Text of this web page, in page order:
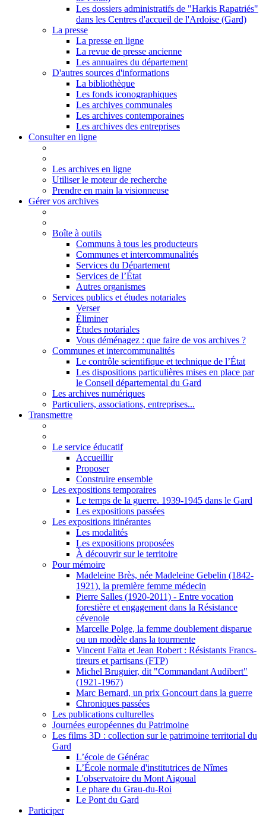
Les dossiers administratifs de "Harkis Rapatriés"
dans les Centres d'accueil de l'Ardoise (Gard)
La presse
La presse en ligne
La revue de presse ancienne
Les annuaires du département
D'autres sources d'informations
La bibliothèque
Les fonds iconographiques
Les archives communales
Les archives contemporaines
Les archives des entreprises
Consulter en ligne
Les archives en ligne
Utiliser le moteur de recherche
Prendre en main la visionneuse
Gérer vos archives
Boîte à outils
Communs à tous les producteurs
Communes et intercommunalités
Services du Département
Services de l’État
Autres organismes
Services publics et études notariales
Verser
Éliminer
Études notariales
Vous déménagez : que faire de vos archives ?
Communes et intercommunalités
Le contrôle scientifique et technique de l’État
Les dispositions particulières mises en place par
le Conseil départemental du Gard
Les archives numériques
Particuliers, associations, entreprises...
Transmettre
Le service éducatif
Accueillir
Proposer
Construire ensemble
Les expositions temporaires
Le temps de la guerre. 1939-1945 dans le Gard
Les expositions passées
Les expositions itinérantes
Les modalités
Les expositions proposées
À découvrir sur le territoire
Pour mémoire
Madeleine Brès, née Madeleine Gebelin (1842-
1921), la première femme médecin
Pierre Salles (1920-2011) - Entre vocation
forestière et engagement dans la Résistance
cévenole
Marcelle Polge, la femme doublement disparue
ou un modèle dans la tourmente
Vincent Faïta et Jean Robert : Résistants Francs-
tireurs et partisans (FTP)
Michel Bruguier, dit "Commandant Audibert"
(1921-1967)
Marc Bernard, un prix Goncourt dans la guerre
Chroniques passées
Les publications culturelles
Journées européennes du Patrimoine
Les films 3D : collection sur le patrimoine territorial du
Gard
L’école de Générac
L’École normale d'institutrices de Nîmes
L'observatoire du Mont Aigoual
Le phare du Grau-du-Roi
Le Pont du Gard
Participer